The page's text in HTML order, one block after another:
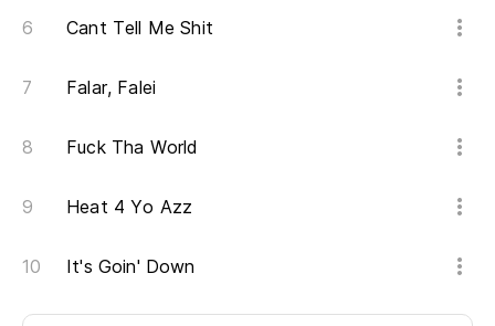
Cant Tell Me Shit
Falar, Falei
Fuck Tha World
Heat 4 Yo Azz
It's Goin' Down